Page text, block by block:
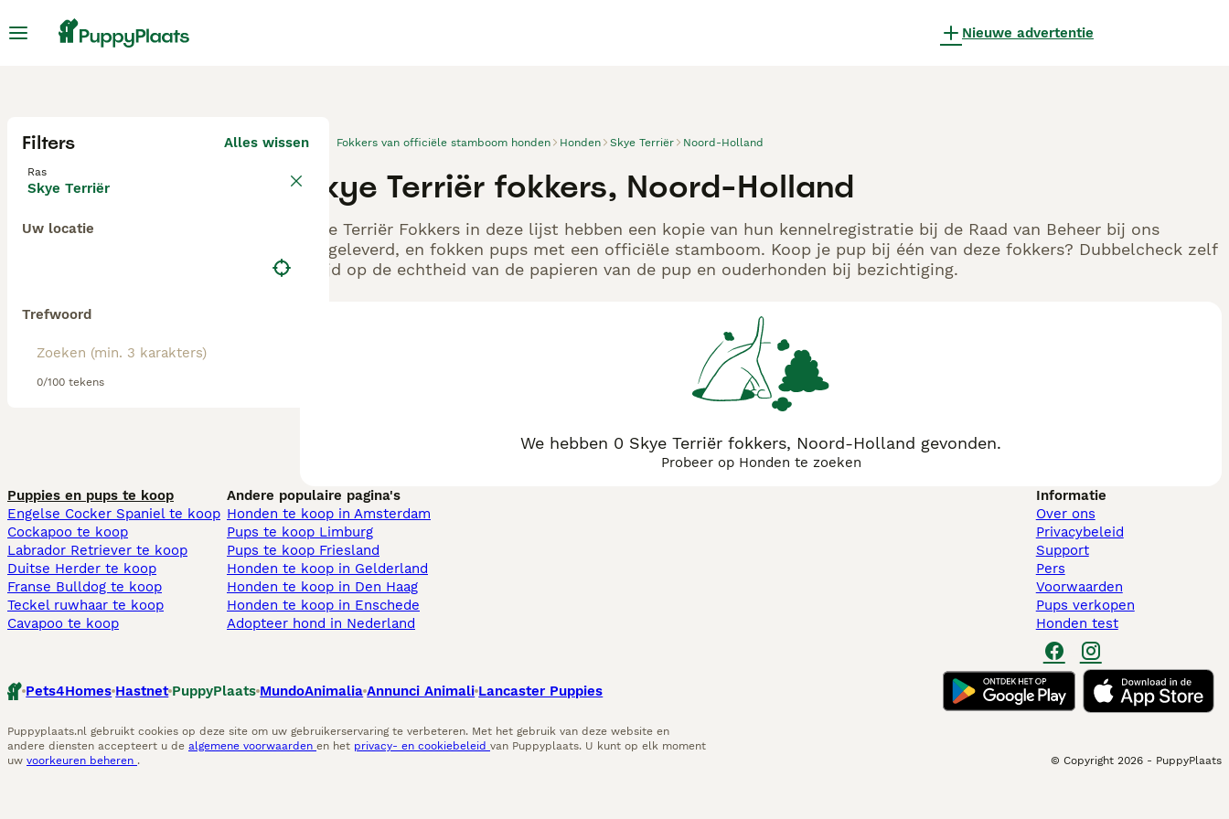
Nieuwe advertentie
Filters Alles wissen
Ras
Skye Terriër
Uw locatie
Trefwoord
0/100 tekens
Fokkers van officiële stamboom honden Honden Skye Terriër Noord-Holland
Skye Terriër fokkers, Noord-Holland
Skye Terriër Fokkers in deze lijst hebben een kopie van hun kennelregistratie bij de Raad van Beheer bij ons
aangeleverd, en fokken pups met een officiële stamboom. Koop je pup bij één van deze fokkers? Dubbelcheck zelf
altijd op de echtheid van de papieren van de pup en ouderhonden bij bezichtiging.
We hebben 0 Skye Terriër fokkers, Noord-Holland gevonden.
Probeer op Honden te zoeken
Puppies en pups te koop
Engelse Cocker Spaniel te koop
Cockapoo te koop
Labrador Retriever te koop
Duitse Herder te koop
Franse Bulldog te koop
Teckel ruwhaar te koop
Cavapoo te koop
Andere populaire pagina's
Honden te koop in Amsterdam
Pups te koop Limburg​
Pups te koop Friesland​
Honden te koop in Gelderland
Honden te koop in Den Haag
Honden te koop in Enschede
Adopteer hond in Nederland
Informatie
Over ons
Privacybeleid
Support
Pers
Voorwaarden
Pups verkopen
Honden test
Pets4Homes Hastnet PuppyPlaats MundoAnimalia Annunci Animali Lancaster Puppies
Puppyplaats.nl gebruikt cookies op deze site om uw gebruikerservaring te verbeteren. Met het gebruik van deze website en
andere diensten accepteert u de algemene voorwaarden en het privacy- en cookiebeleid van Puppyplaats. U kunt op elk moment
uw voorkeuren beheren . © Copyright 2026 - PuppyPlaats